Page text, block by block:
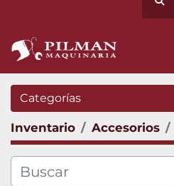
Categorías
Inventario Accesorios